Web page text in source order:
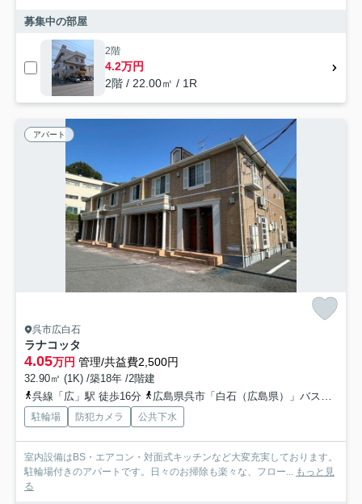
募集中の部屋
2階
4.2万円
2階 / 22.00㎡ / 1R
アパート
呉市広白石
ラナコッタ
4.05万円 管理/共益費2,500円
32.90㎡ (1K) /築18年 /2階建
呉線「広」駅 徒歩16分
広島県呉市「白石（広島県）」バス停下車 徒歩3分
駐輪場 防犯カメラ 公共下水
室内設備はBS・エアコン・対面式キッチンなど大変充実しております。
駐輪場付きのアパートです。日々のお掃除も楽々な、フロー... もっと見
る